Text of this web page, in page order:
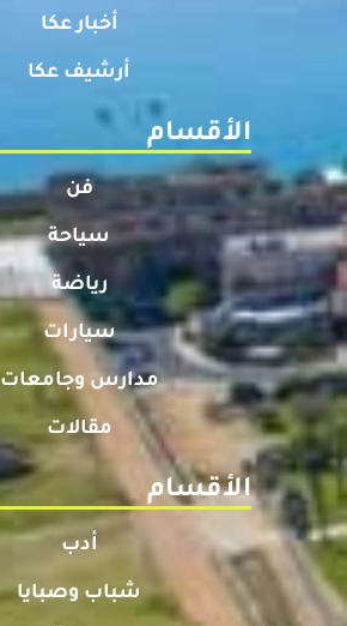
أخبار عكا
أرشيف عكا
الأقسام
فن
سياحة
رياضة
سيارات
مدارس وجامعات
مقالات
الأقسام
أدب
شباب وصبايا